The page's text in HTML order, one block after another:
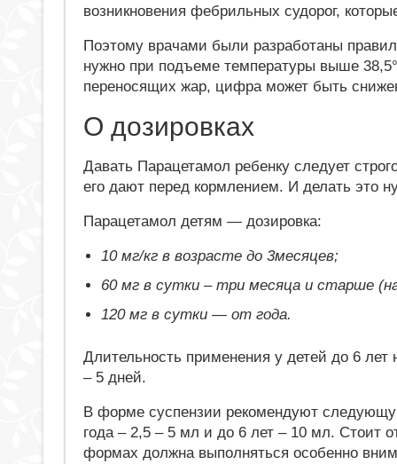
возникновения фебрильных судорог,
Поэтому врачами были разработаны
нужно при подъеме температуры выше
переносящих жар, цифра может быть
О дозировках
Давать Парацетамол ребенку следует
его дают перед кормлением. И делать это
Парацетамол детям — дозировка:
10 мг/кг в возрасте до 3месяцев;
60 мг в сутки – три месяца и старше
120 мг в сутки — от года.
Длительность применения у детей до 6
– 5 дней.
В форме суспензии рекомендуют
года – 2,5 – 5 мл и до 6 лет – 10 мл. Стоит
формах должна выполняться особенно